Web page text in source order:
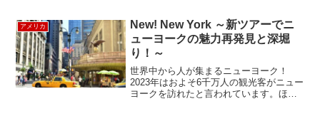
ガ造りの建物は、趣があって素敵です。
お料理は、ジャパニーズ ...
アメリカ
New! New York ～新ツアーでニ
ューヨークの魅力再発見と深堀
り！～
世界中から人が集まるニューヨーク！
2023年はおよそ6千万人の観光客がニュー
ヨークを訪れたと言われています。ほぼ